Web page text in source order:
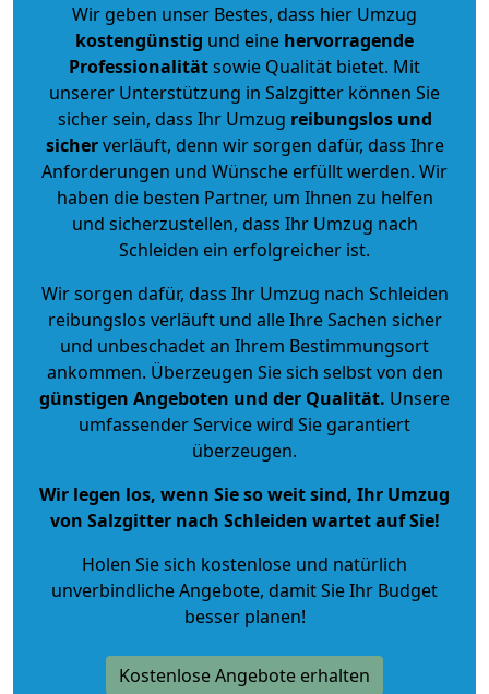
Wir geben unser Bestes, dass hier Umzug
kostengünstig und eine hervorragende
Professionalitätsowie Qualität bietet. Mit
unserer Unterstützung in Salzgitter können Sie
sicher sein, dass Ihr Umzug reibungslos und
sicherverläuft, denn wir sorgen dafür, dass Ihre
Anforderungen und Wünsche erfüllt werden. Wir
haben die besten Partner, um Ihnen zu helfen
und sicherzustellen, dass Ihr Umzug nach
Schleiden ein erfolgreicher ist.
Wir sorgen dafür, dass Ihr Umzug nach Schleiden
reibungslos verläuft und alle Ihre Sachen sicher
und unbeschadet an Ihrem Bestimmungsort
ankommen. Überzeugen Sie sich selbst von den
günstigen Angeboten und der Qualität. Unsere
umfassender Service wird Sie garantiert
überzeugen.
Wir legen los, wenn Sie so weit sind, Ihr Umzug
von Salzgitter nach Schleiden wartet auf Sie!
Holen Sie sich kostenlose und natürlich
unverbindliche Angebote, damit Sie Ihr Budget
besser planen!
Kostenlose Angebote erhalten